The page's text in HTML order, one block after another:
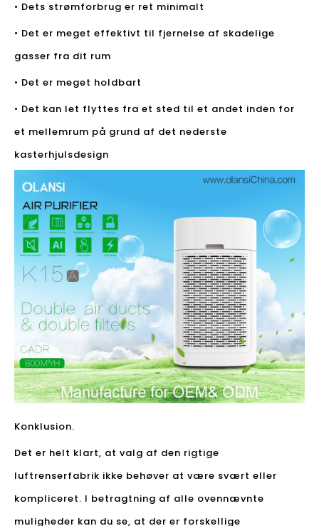
• Dets strømforbrug er ret minimalt
• Det er meget effektivt til fjernelse af skadelige
gasser fra dit rum
• Det er meget holdbart
• Det kan let flyttes fra et sted til et andet inden for
et mellemrum på grund af det nederste
kasterhjulsdesign
Konklusion.
Det er helt klart, at valg af den rigtige
luftrenserfabrik ikke behøver at være svært eller
kompliceret. I betragtning af alle ovennævnte
muligheder kan du se, at der er forskellige